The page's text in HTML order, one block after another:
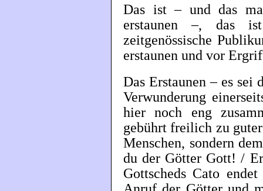
Das ist – und das
erstaunen –, das
zeitgenössische
erstaunen und vor
Das Erstaunen – es sei
Verwunderung
hier noch eng
gebührt freilich zu
Menschen, sondern
du der Götter Gott! /
Gottscheds Cato